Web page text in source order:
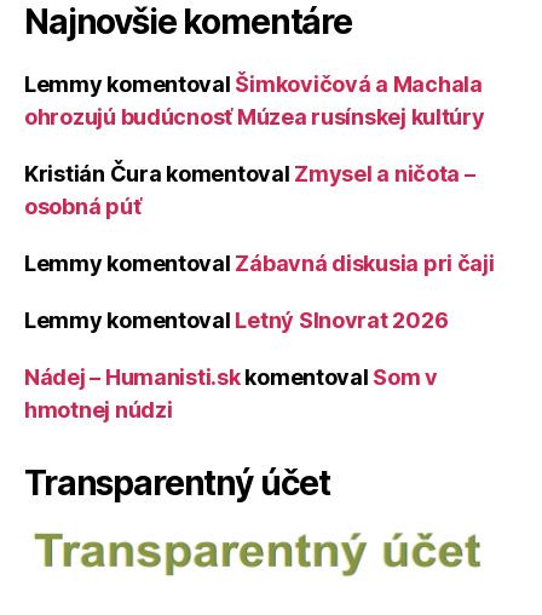
Najnovšie komentáre
Lemmy komentoval Šimkovičová a Machala
ohrozujú budúcnosť Múzea rusínskej kultúry
Kristián Čura komentoval Zmysel a ničota –
osobná púť
Lemmy komentoval Zábavná diskusia pri čaji
Lemmy komentoval Letný Slnovrat 2026
Nádej – Humanisti.skkomentoval Som v
hmotnej núdzi
Transparentný účet